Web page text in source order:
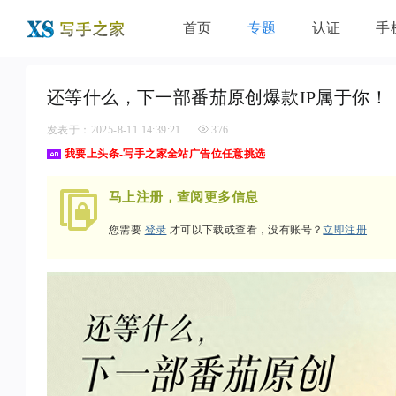
首页 专题 认证 手
还等什么，下一部番茄原创爆款IP属于你！
发表于：2025-8-11 14:39:21
376
我要上头条-写手之家全站广告位任意挑选
马上注册，查阅更多信息
您需要 登录 才可以下载或查看，没有账号？立即注册